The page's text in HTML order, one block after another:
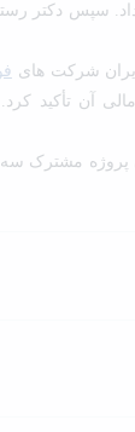
سپس دکتر
شرکت های
آن تأکید
پروژه مشترک سه